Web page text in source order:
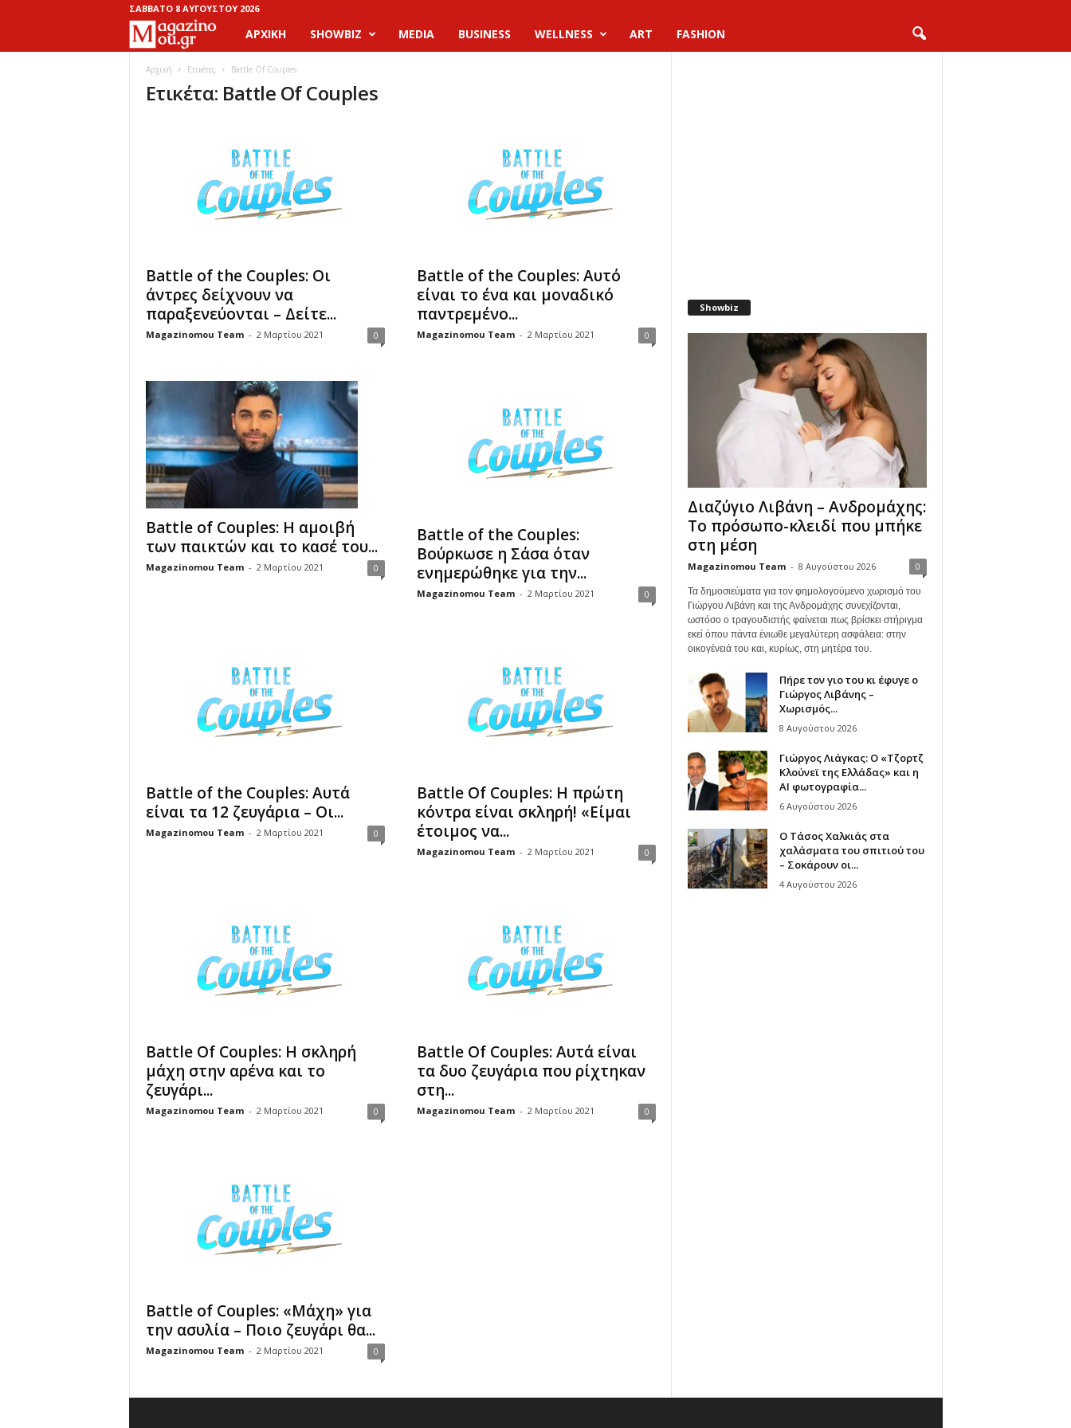
ΣΆΒΒΑΤΟ 8 ΑΥΓΟΎΣΤΟΥ 2026
a
g
i
o
M
u
ΑΡΧΙΚΉ SHOWBIZ MEDIA BUSINESS WELLNESS ART FASHION
Αρχική Ετικέτες Battle Of Couples
Ετικέτα: Battle Of Couples
Battle of the Couples: Οι
άντρες δείχνουν να
παραξενεύονται – Δείτε...
Magazinomou Team - 2 Μαρτίου 2021 0
Battle of the Couples: Αυτό
είναι το ένα και μοναδικό
παντρεμένο...
Magazinomou Team - 2 Μαρτίου 2021 0
Battle of Couples: H αμοιβή
των παικτών και το κασέ του...
Magazinomou Team - 2 Μαρτίου 2021 0
Battle of the Couples:
Βούρκωσε η Σάσα όταν
ενημερώθηκε για την...
Magazinomou Team - 2 Μαρτίου 2021 0
Battle of the Couples: Αυτά
είναι τα 12 ζευγάρια – Οι...
Magazinomou Team - 2 Μαρτίου 2021 0
Battle Of Couples: Η πρώτη
κόντρα είναι σκληρή! «Είμαι
έτοιμος να...
Magazinomou Team - 2 Μαρτίου 2021 0
Battle Of Couples: Η σκληρή
μάχη στην αρένα και το
ζευγάρι...
Magazinomou Team - 2 Μαρτίου 2021 0
Battle Of Couples: Αυτά είναι
τα δυο ζευγάρια που ρίχτηκαν
στη...
Magazinomou Team - 2 Μαρτίου 2021 0
Battle of Couples: «Μάχη» για
την ασυλία – Ποιο ζευγάρι θα...
Magazinomou Team - 2 Μαρτίου 2021 0
Showbiz
Διαζύγιο Λιβάνη – Ανδρομάχης:
Το πρόσωπο-κλειδί που μπήκε
στη μέση
Magazinomou Team - 8 Αυγούστου 2026 0
Τα δημοσιεύματα για τον φημολογούμενο χωρισμό του
Γιώργου Λιβάνη και της Ανδρομάχης συνεχίζονται,
ωστόσο ο τραγουδιστής φαίνεται πως βρίσκει στήριγμα
εκεί όπου πάντα ένιωθε μεγαλύτερη ασφάλεια: στην
οικογένειά του και, κυρίως, στη μητέρα του.
Πήρε τον γιο του κι έφυγε ο
Γιώργος Λιβάνης –
Χωρισμός...
8 Αυγούστου 2026
Γιώργος Λιάγκας: Ο «Τζορτζ
Κλούνεϊ της Ελλάδας» και η
AI φωτογραφία...
6 Αυγούστου 2026
Ο Τάσος Χαλκιάς στα
χαλάσματα του σπιτιού του
– Σοκάρουν οι...
4 Αυγούστου 2026